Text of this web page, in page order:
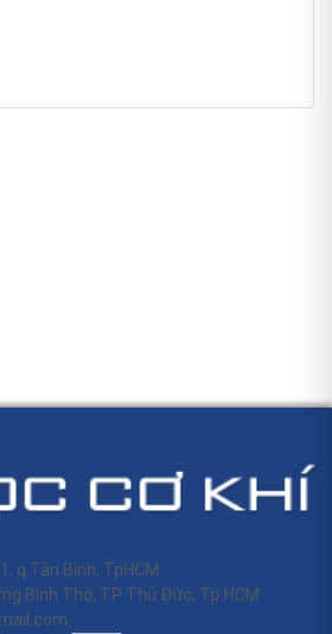
q.Tân Bình, TpHCM
Bình Thọ, TP Thủ Đức, Tp.HCM